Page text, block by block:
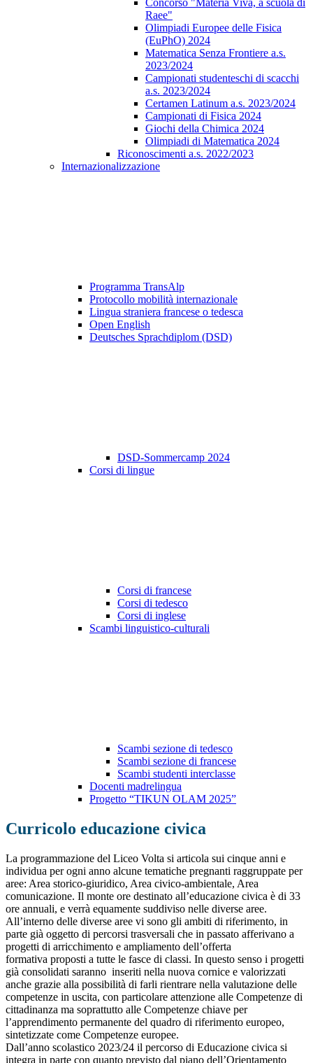
Concorso "Materia Viva, a scuola di
Raee"
Olimpiadi Europee delle Fisica
(EuPhO) 2024
Matematica Senza Frontiere a.s.
2023/2024
Campionati studenteschi di scacchi
a.s. 2023/2024
Certamen Latinum a.s. 2023/2024
Campionati di Fisica 2024
Giochi della Chimica 2024
Olimpiadi di Matematica 2024
Riconoscimenti a.s. 2022/2023
Internazionalizzazione
Programma TransAlp
Protocollo mobilità internazionale
Lingua straniera francese o tedesca
Open English
Deutsches Sprachdiplom (DSD)
DSD-Sommercamp 2024
Corsi di lingue
Corsi di francese
Corsi di tedesco
Corsi di inglese
Scambi linguistico-culturali
Scambi sezione di tedesco
Scambi sezione di francese
Scambi studenti interclasse
Docenti madrelingua
Progetto “TIKUN OLAM 2025”
Curricolo educazione civica
La programmazione del Liceo Volta si articola sui cinque anni e
individua per ogni anno alcune tematiche pregnanti raggruppate per
aree: Area storico-giuridico, Area civico-ambientale, Area
comunicazione. Il monte ore destinato all’educazione civica è di 33
ore annuali, e verrà equamente suddiviso nelle diverse aree.
All’interno delle diverse aree vi sono gli ambiti di riferimento, in
parte già oggetto di percorsi trasversali che in passato afferivano a
progetti di arricchimento e ampliamento dell’offerta
formativa proposti a tutte le fasce di classi. In questo senso i progetti
già consolidati saranno inseriti nella nuova cornice e valorizzati
anche grazie alla possibilità di farli rientrare nella valutazione delle
competenze in uscita, con particolare attenzione alle Competenze di
cittadinanza ma soprattutto alle Competenze chiave per
l’apprendimento permanente del quadro di riferimento europeo,
sintetizzate come Competenze europee.
Dall’anno scolastico 2023/24 il percorso di Educazione civica si
integra in parte con quanto previsto dal piano dell’Orientamento